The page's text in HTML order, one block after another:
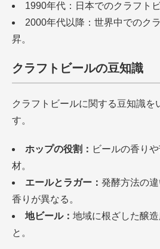
1990年代：日本でのクラフト
2000年代以降：世界中でのク
昇。
クラフトビールの豆知識
クラフトビールに関する豆知識を
す。
ホップの役割： ビールの香り
材。
エールとラガー： 発酵方法の
香りが異なる。
地ビール： 地域に根ざした醸
と。